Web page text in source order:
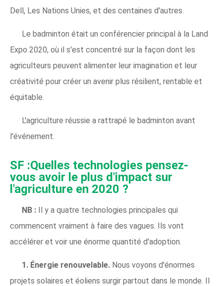
Dell, Les Nations Unies, et des centaines d'autres.
Le badminton était un conférencier principal à la Land
Expo 2020, où il s'est concentré sur la façon dont les
agriculteurs peuvent alimenter leur imagination et leur
créativité pour créer un avenir plus résilient, rentable et
équitable.
L'agriculture réussie a rattrapé le badminton avant
l'événement.
SF :Quelles technologies pensez-
vous avoir le plus d'impact sur
l'agriculture en 2020 ?
NB : Il y a quatre technologies principales qui
commencent vraiment à faire des vagues. Ils vont
accélérer et voir une énorme quantité d'adoption.
1. Énergie renouvelable. Nous voyons d'énormes
projets solaires et éoliens surgir partout dans le monde. Il